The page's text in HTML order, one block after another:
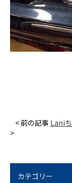
< 前の記事 Lani
>
カテゴリー